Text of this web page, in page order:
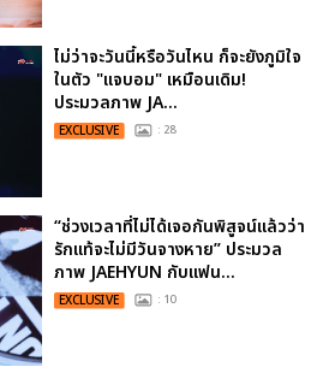
ไม่ว่าจะวันนี้หรือวันไหน ก็จะยังภูมิใจ
ในตัว "แจบอม" เหมือนเดิม!
ประมวลภาพ JA...
EXCLUSIVE : 28
“ช่วงเวลาที่ไม่ได้เจอกันพิสูจน์แล้วว่า
รักแท้จะไม่มีวันจางหาย” ประมวล
ภาพ JAEHYUN กับแฟน...
EXCLUSIVE : 10